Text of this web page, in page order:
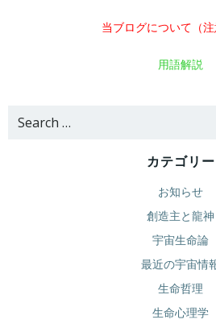
当ブログについて（注
用語解説
Search
カテゴリー
お知らせ
創造主と龍神
宇宙生命論
最近の宇宙情
生命哲理
生命心理学